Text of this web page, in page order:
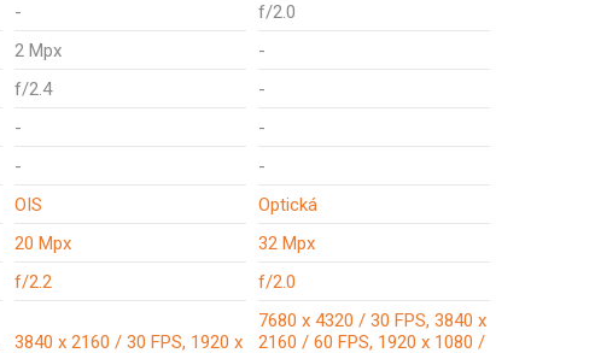
-
f/2.0
2 Mpx
-
f/2.4
-
-
-
-
-
OIS
Optická
20 Mpx
32 Mpx
f/2.2 f/2.0
3840 x 2160 / 30 FPS, 1920 x
7680 x 4320 / 30 FPS, 3840 x
2160 / 60 FPS, 1920 x 1080 /